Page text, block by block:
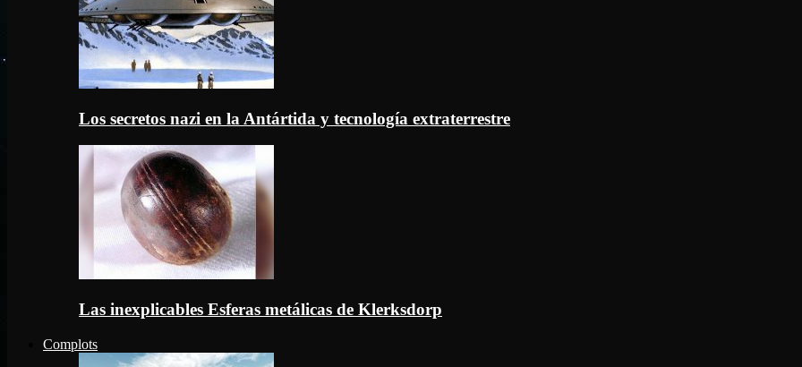
Los secretos nazi en la Antártida y tecnología extraterrestre
Las inexplicables Esferas metálicas de Klerksdorp
Complots